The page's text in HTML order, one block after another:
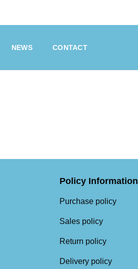
NEWS CONTACT
Policy Information
Purchase policy
Sales policy
Return policy
Delivery policy